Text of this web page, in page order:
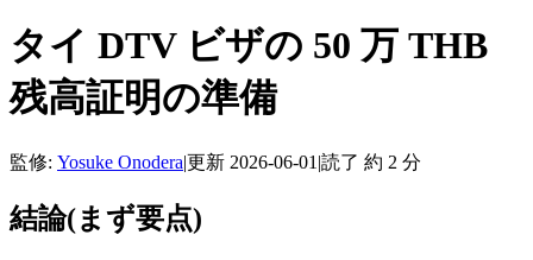
タイ DTV ビザの 50 万 THB
残高証明の準備
監修: Yosuke Onodera|更新 2026-06-01 |読了 約 2 分
結論(まず要点)